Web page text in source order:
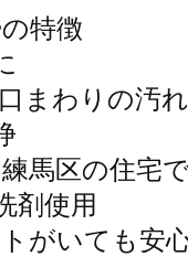
特徴
まわりの汚
馬区の住宅
剤使用
がいても安心